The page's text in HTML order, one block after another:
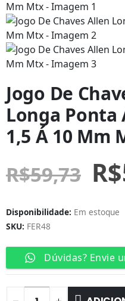
Jogo De
Longa Ponta
1,5 Á 10 Mm
R$59,73 R$
Disponibilidade: Em estoque
SKU: FER48
Dúvidas? Envie